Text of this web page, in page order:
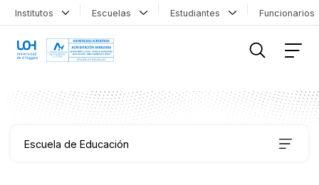
Institutos Escuelas Estudiantes
Escuela de Educación